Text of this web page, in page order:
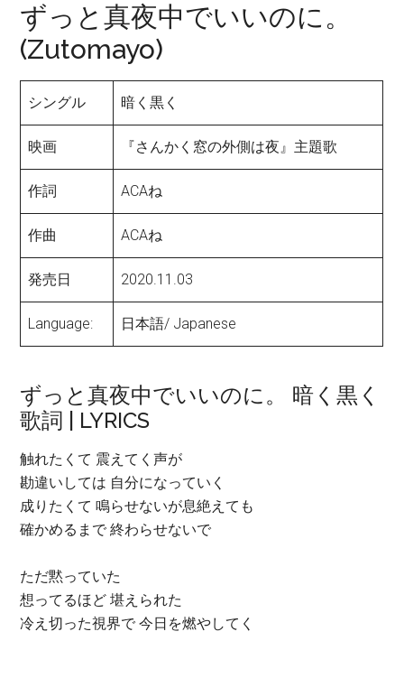
ずっと真夜中でいいのに。
(Zutomayo)
シングル 暗く黒く
映画 『さんかく窓の外側は夜』主題歌
作詞 ACAね
作曲 ACAね
発売日 2020.11.03
Language: 日本語/ Japanese
ずっと真夜中でいいのに。 暗く黒く
歌詞 | LYRICS
触れたくて 震えてく声が
勘違いしては 自分になっていく
成りたくて 鳴らせないが息絶えても
確かめるまで 終わらせないで
ただ黙っていた
想ってるほど 堪えられた
冷え切った視界で 今日を燃やしてく